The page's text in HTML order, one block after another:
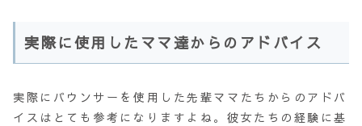
実際に使用したママ達からのアドバイス
実際にバウンサーを使用した先輩ママたちからのアドバ
イスはとても参考になりますよね。彼女たちの経験に基